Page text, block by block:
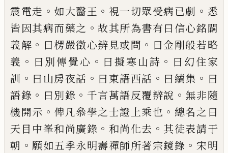
震電走 。 如大醫王 。 視一切眾受病已劇 。 悉
皆因其病而藥之 。故其所為書有曰信心銘闢
義解 。 曰楞嚴徵心辨見或問 。 曰金剛般若略
義 。 曰 別傳覺心 。 曰擬寒山詩 。 曰幻住家
訓 。 曰山房夜話 。 曰東語西話 。 曰續集 。 曰
語錄 。 曰別錄 。 千言萬語反覆辨說 。 無非隨
機開示 。 俾凡叅學之士證上乘也 。 總名之 曰
天目中峯和尚廣錄 。 和尚化去 。其徒表請于
朝 。 願如五季永明壽禪師所著宗鏡錄 。 宋明